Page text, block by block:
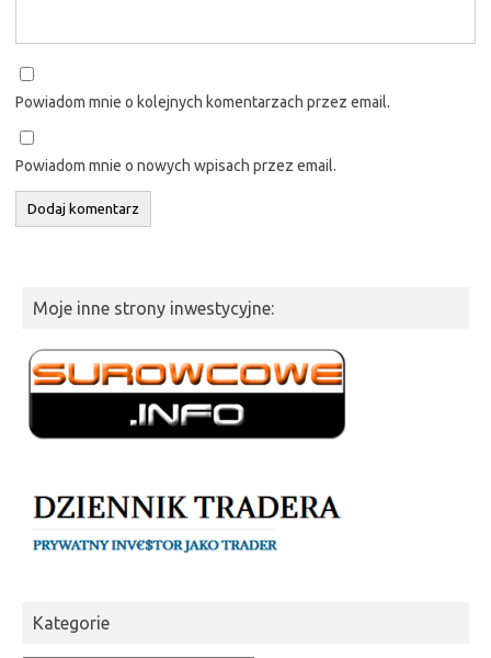
Powiadom mnie o kolejnych komentarzach przez email.
Powiadom mnie o nowych wpisach przez email.
Moje inne strony inwestycyjne:
Kategorie